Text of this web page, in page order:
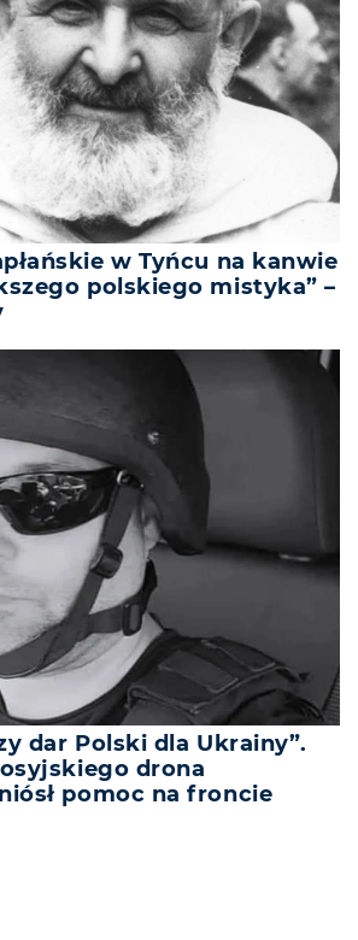
w Tyńcu na kanwie
polskiego mistyka” –
dar Polski dla Ukrainy”.
drona
pomoc na froncie